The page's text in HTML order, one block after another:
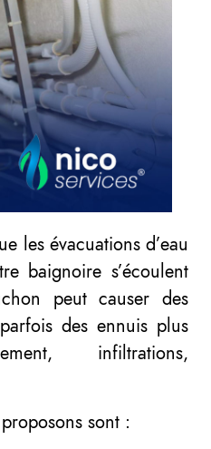
les évacuations d’eau
baignoire s’écoulent
peut causer des
des ennuis plus
infiltrations,
sont :